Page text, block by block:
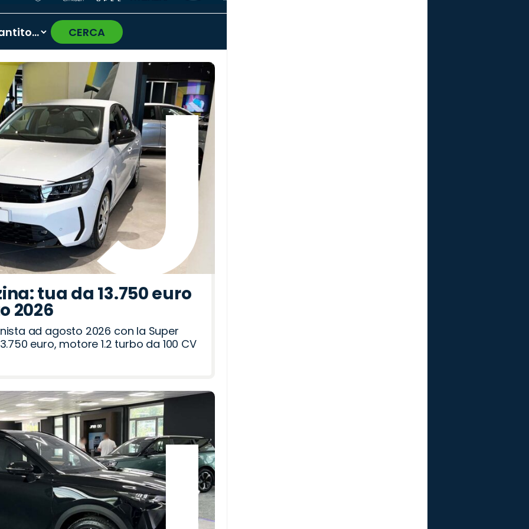
CERCA
›
tua da 13.750 euro
2026
ad agosto 2026 con la Super
euro, motore 1.2 turbo da 100 CV